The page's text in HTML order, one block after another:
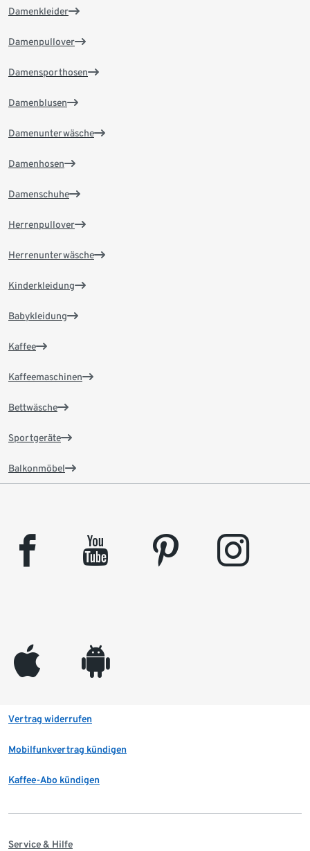
Damenkleider
Damenpullover
Damensporthosen
Damenblusen
Damenunterwäsche
Damenhosen
Damenschuhe
Herrenpullover
Herrenunterwäsche
Kinderkleidung
Babykleidung
Kaffee
Kaffeemaschinen
Bettwäsche
Sportgeräte
Balkonmöbel
facebook youtube pinterest instagram
appleinc android
Vertrag widerrufen
Mobilfunkvertrag kündigen
Kaffee-Abo kündigen
Service & Hilfe